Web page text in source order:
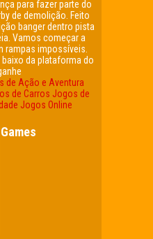
para fazer parte do
de demolição. Feito
banger dentro pista
Vamos começar a
rampas impossíveis.
da plataforma do
de Ação e Aventura
de Carros Jogos de
Jogos Online